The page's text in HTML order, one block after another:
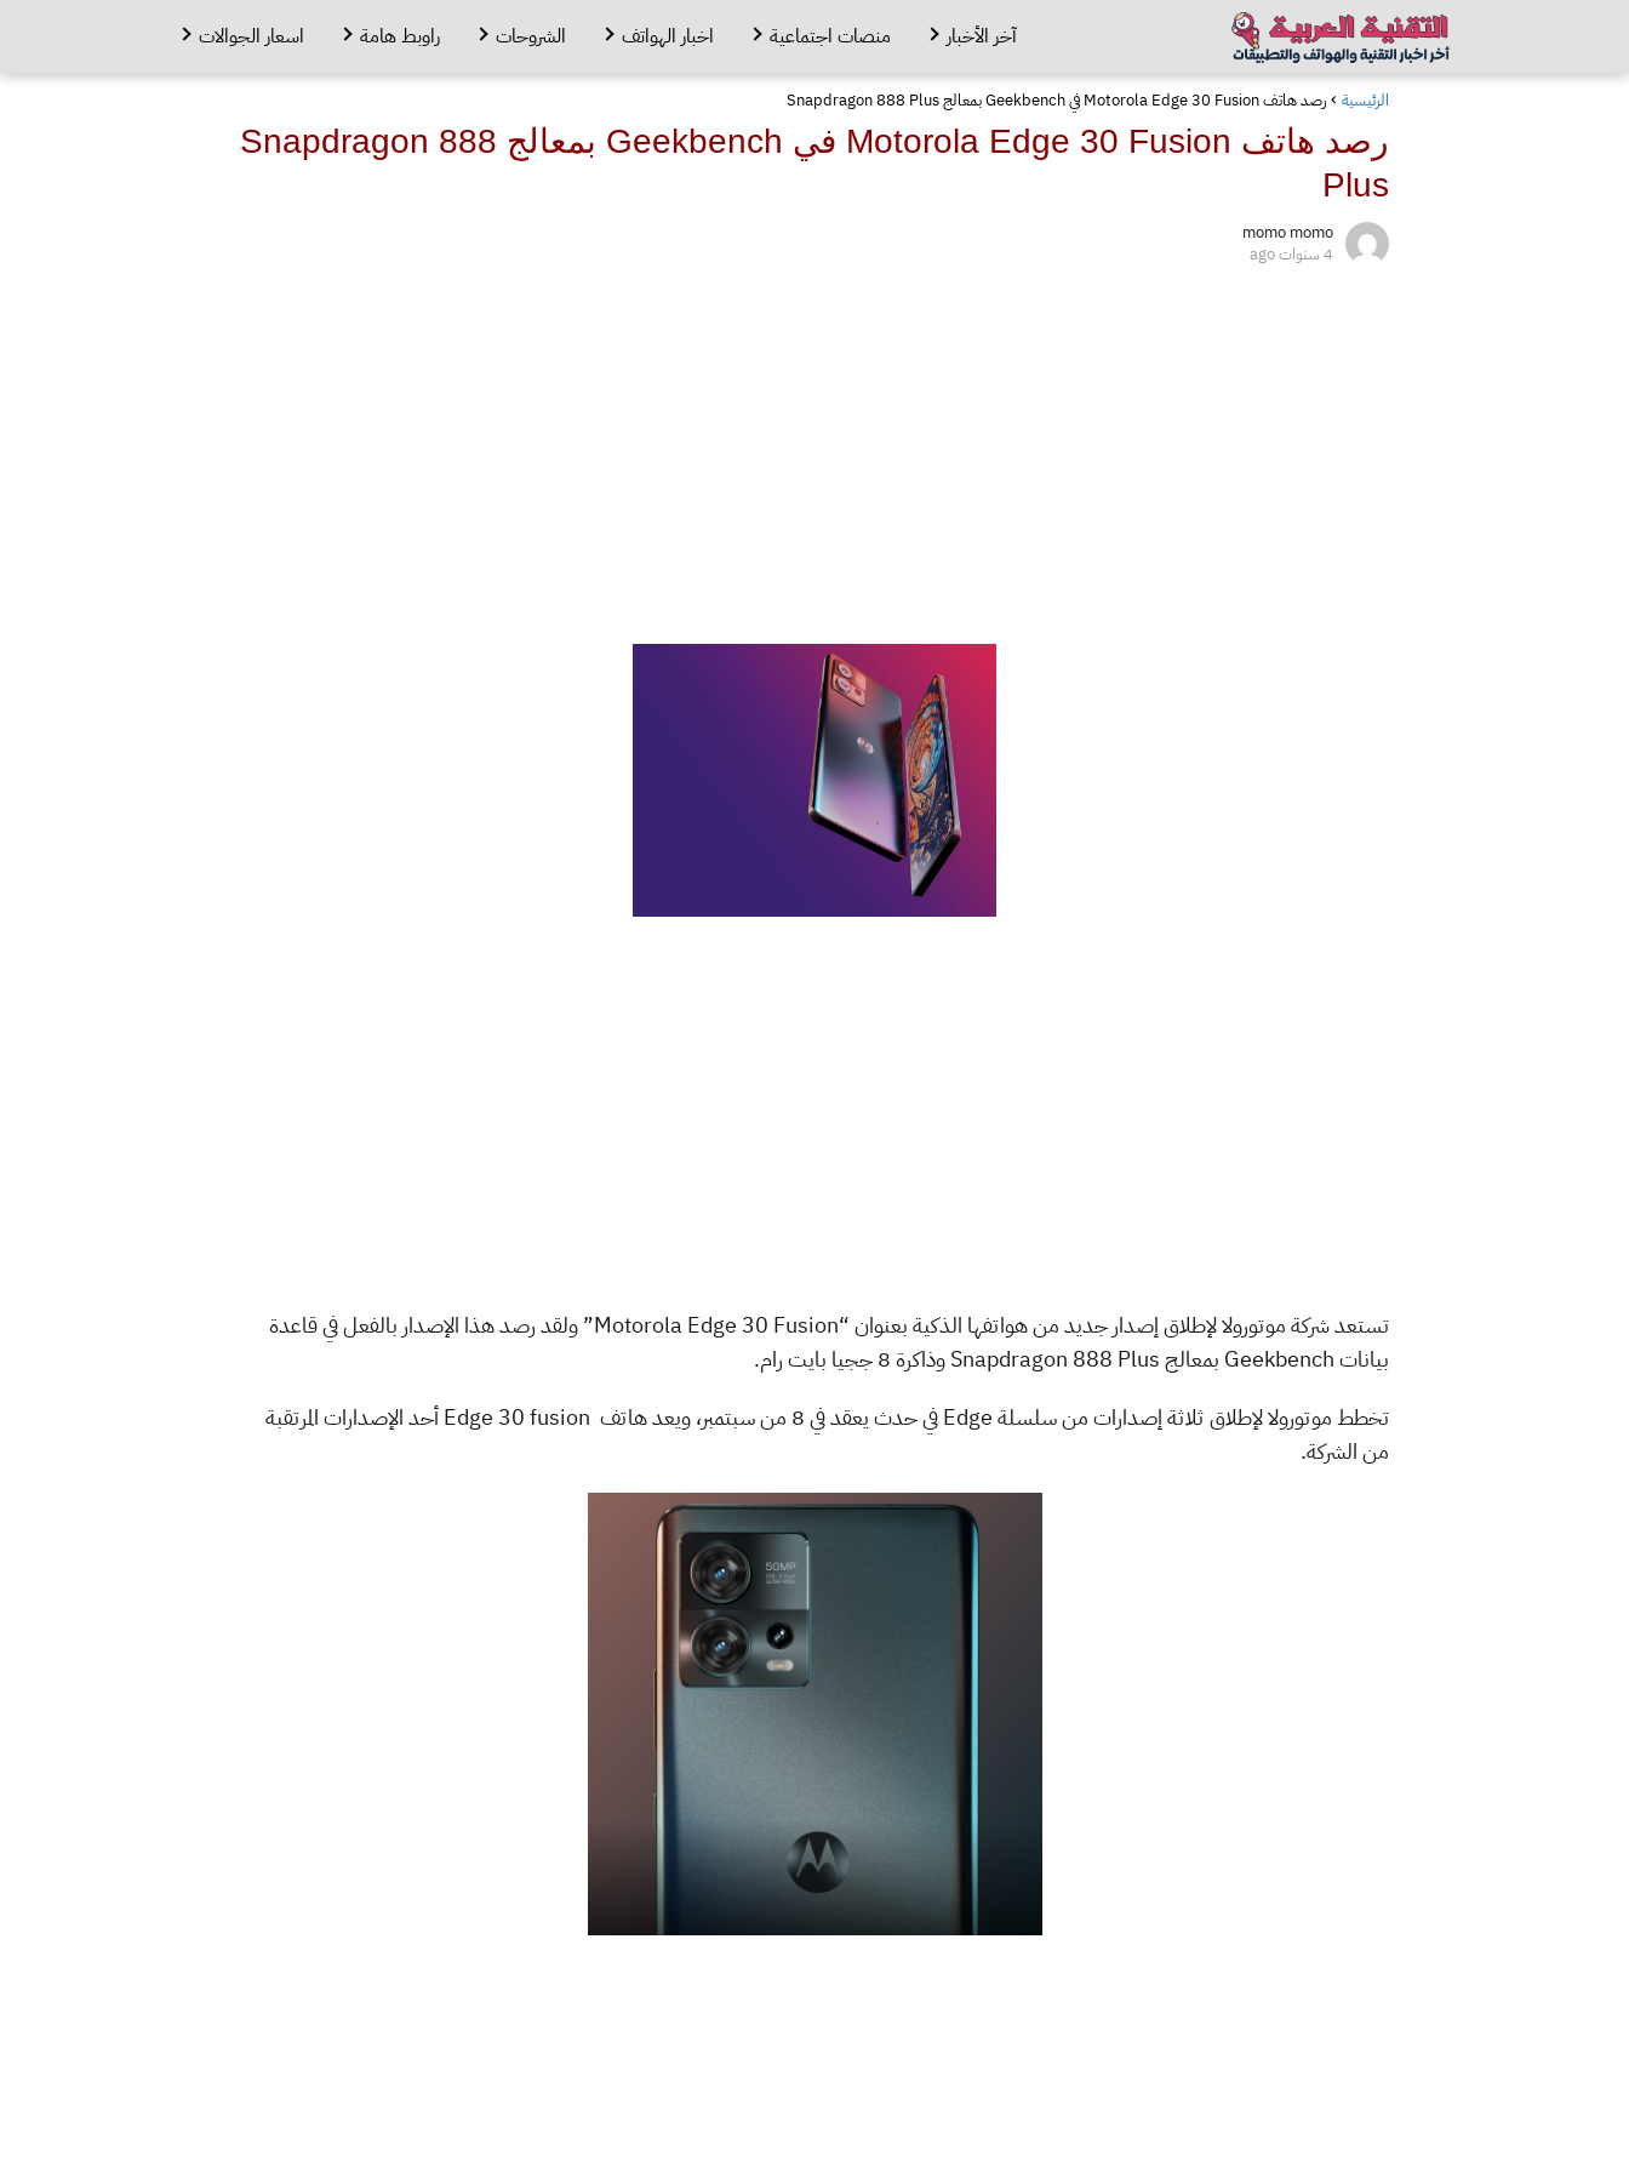
آخر الأخبار منصات اجتماعية اخبار الهواتف الشروحات راوبط هامة اسعار الجوالات
الرئيسية رصد هاتف Motorola Edge 30 Fusion في Geekbench بمعالج Snapdragon 888 Plus
رصد هاتف Motorola Edge 30 Fusion في Geekbench بمعالج Snapdragon 888
Plus
momo momo
4 سنوات ago
تستعد شركة موتورولا لإطلاق إصدار جديد من هواتفها الذكية بعنوان “Motorola Edge 30 Fusion” ولقد رصد هذا الإصدار بالفعل في قاعدة
بيانات Geekbench بمعالج Snapdragon 888 Plus وذاكرة 8 ججيا بايت رام.
تخطط موتورولا لإطلاق ثلاثة إصدارات من سلسلة Edge في حدث يعقد في 8 من سبتمبر، ويعد هاتف Edge 30 fusion أحد الإصدارات المرتقبة
من الشركة.